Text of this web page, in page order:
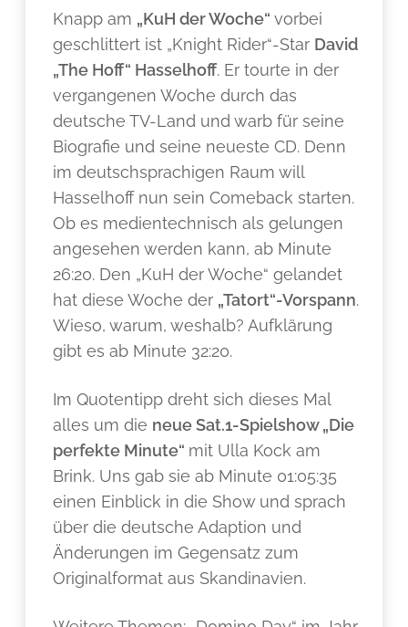
Knapp am „KuH der Woche“vorbei
geschlittert ist „Knight Rider“-Star David
„The Hoff“ Hasselhoff. Er tourte in der
vergangenen Woche durch das
deutsche TV-Land und warb für seine
Biografie und seine neueste CD. Denn
im deutschsprachigen Raum will
Hasselhoff nun sein Comeback starten.
Ob es medientechnisch als gelungen
angesehen werden kann, ab Minute
26:20. Den „KuH der Woche“ gelandet
hat diese Woche der „Tatort“-Vorspann.
Wieso, warum, weshalb? Aufklärung
gibt es ab Minute 32:20.
Im Quotentipp dreht sich dieses Mal
alles um die neue Sat.1-Spielshow „Die
perfekte Minute“ mit Ulla Kock am
Brink. Uns gab sie ab Minute 01:05:35
einen Einblick in die Show und sprach
über die deutsche Adaption und
Änderungen im Gegensatz zum
Originalformat aus Skandinavien.